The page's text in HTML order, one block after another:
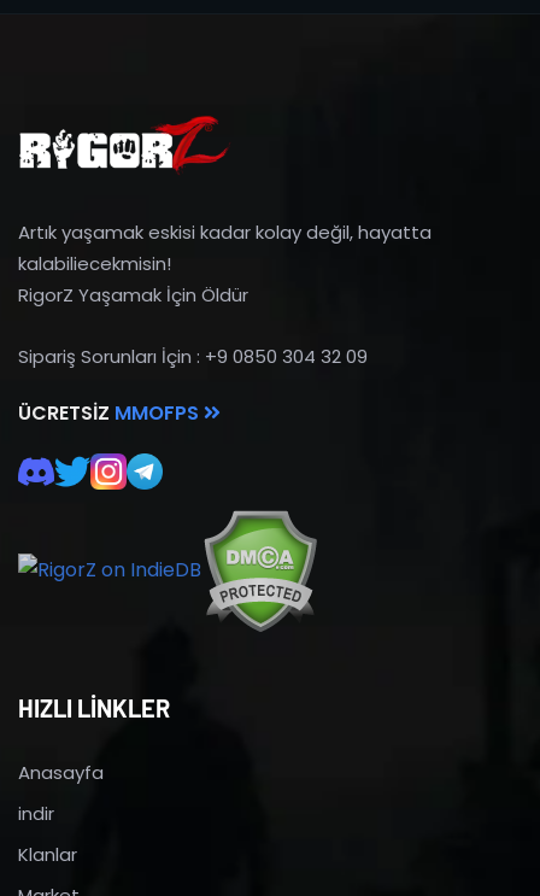
Artık yaşamak eskisi kadar kolay değil, hayatta
kalabiliecekmisin!
RigorZ Yaşamak İçin Öldür
Sipariş Sorunları İçin : +9 0850 304 32 09
ÜCRETSIZ MMOFPS
HIZLI LİNKLER
Anasayfa
indir
Klanlar